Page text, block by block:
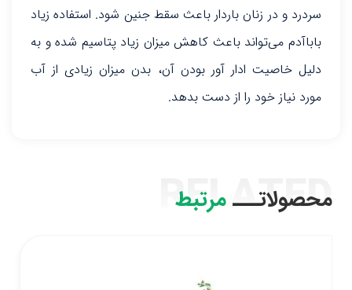
سردرد و در زنان باردار باعث سقط جنین شود. استفاده زیاد
باباآدم می‌تواند باعث کاهش میزان زیاد پتاسیم شده و به
دلیل خاصیت ادار آور بودن آن، بدن میزان زیادی از آب
مورد نیاز خود را از دست بدهد.
محصولاتـــمرتبط
RELATED